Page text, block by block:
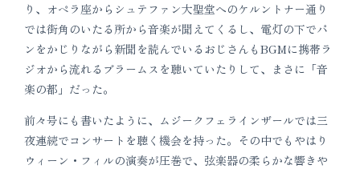
り、オペラ座からシュテファン大聖堂へのケルントナー通り
では街角のいたる所から音楽が聞えてくるし、電灯の下でパ
ンをかじりながら新聞を読んでいるおじさんもBGMに携帯ラ
ジオから流れるブラームスを聴いていたりして、まさに「音
楽の都」だった。
前々号にも書いたように、ムジークフェラインザールでは三
夜連続でコンサートを聴く機会を持った。その中でもやはり
ウィーン・フィルの演奏が圧巻で、弦楽器の柔らかな響きや